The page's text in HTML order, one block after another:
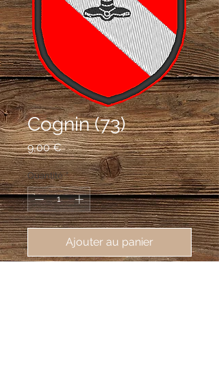
Cognin (73)
9,00 €Prix
Quantité *
Ajouter au panier